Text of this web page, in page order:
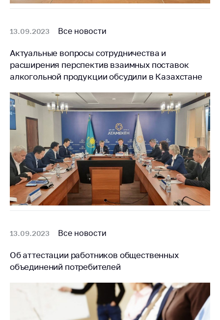
13.09.2023 Все новости
Актуальные вопросы сотрудничества и
расширения перспектив взаимных поставок
алкогольной продукции обсудили в Казахстане
13.09.2023 Все новости
Об аттестации работников общественных
объединений потребителей